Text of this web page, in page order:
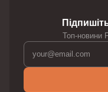
Топ-новини